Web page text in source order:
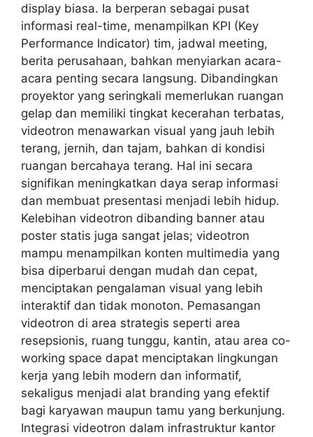
display biasa. Ia berperan sebagai pusat
informasi real-time, menampilkan KPI (Key
Performance Indicator) tim, jadwal meeting,
berita perusahaan, bahkan menyiarkan acara-
acara penting secara langsung. Dibandingkan
proyektor yang seringkali memerlukan ruangan
gelap dan memiliki tingkat kecerahan terbatas,
videotron menawarkan visual yang jauh lebih
terang, jernih, dan tajam, bahkan di kondisi
ruangan bercahaya terang. Hal ini secara
signifikan meningkatkan daya serap informasi
dan membuat presentasi menjadi lebih hidup.
Kelebihan videotron dibanding banner atau
poster statis juga sangat jelas; videotron
mampu menampilkan konten multimedia yang
bisa diperbarui dengan mudah dan cepat,
menciptakan pengalaman visual yang lebih
interaktif dan tidak monoton. Pemasangan
videotron di area strategis seperti area
resepsionis, ruang tunggu, kantin, atau area co-
working space dapat menciptakan lingkungan
kerja yang lebih modern dan informatif,
sekaligus menjadi alat branding yang efektif
bagi karyawan maupun tamu yang berkunjung.
Integrasi videotron dalam infrastruktur kantor